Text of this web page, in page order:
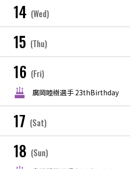
14 (Wed)
15 (Thu)
16 (Fri)
廣岡睦樹選手 23thBirthday
17 (Sat)
18 (Sun)